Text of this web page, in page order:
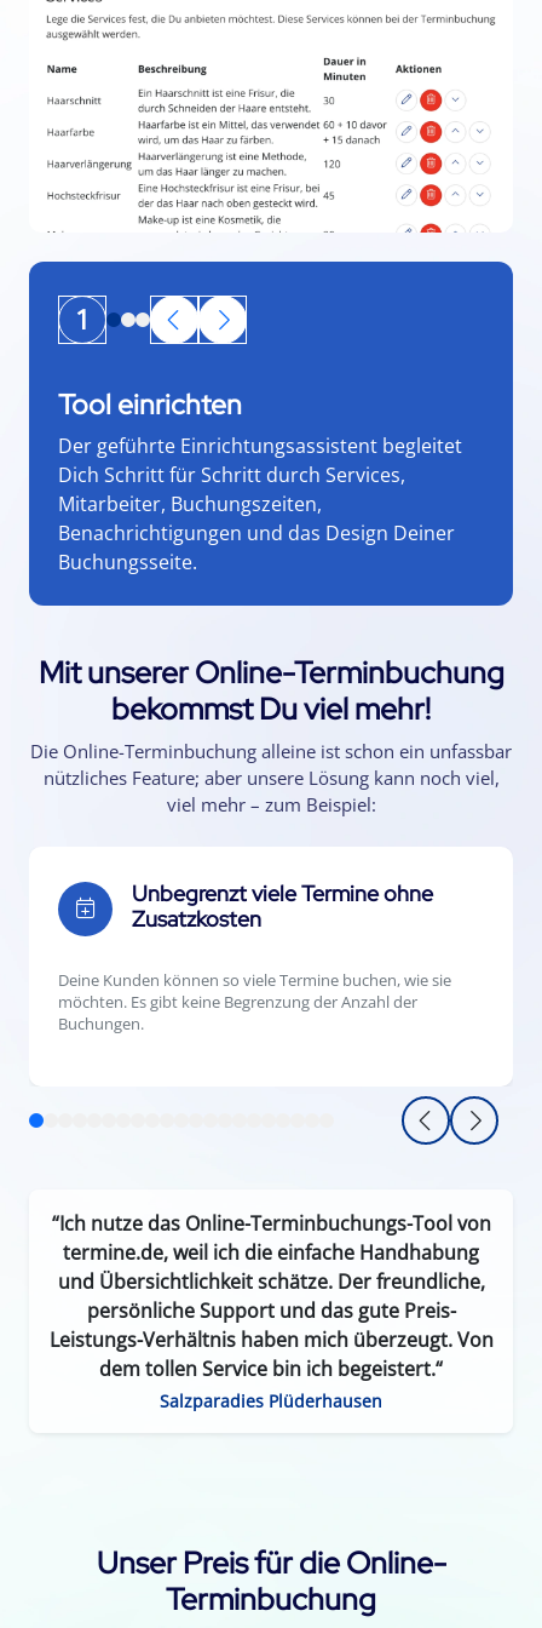
1
Tool einrichten
Der geführte Einrichtungsassistent begleitet
Dich Schritt für Schritt durch Services,
Mitarbeiter, Buchungszeiten,
Benachrichtigungen und das Design Deiner
Buchungsseite.
Mit unserer Online-Terminbuchung
bekommst Du viel mehr!
Die Online-Terminbuchung alleine ist schon ein unfassbar
nützliches Feature; aber unsere Lösung kann noch viel,
viel mehr – zum Beispiel:
Unbegrenzt viele Termine ohne
Zusatzkosten
Deine Kunden können so viele Termine buchen, wie sie
möchten. Es gibt keine Begrenzung der Anzahl der
Buchungen.
“Ich nutze das Online-Terminbuchungs-Tool von
termine.de, weil ich die einfache Handhabung
und Übersichtlichkeit schätze. Der freundliche,
persönliche Support und das gute Preis-
Leistungs-Verhältnis haben mich überzeugt. Von
dem tollen Service bin ich begeistert.“
Salzparadies Plüderhausen
Unser Preis für die Online-
Terminbuchung